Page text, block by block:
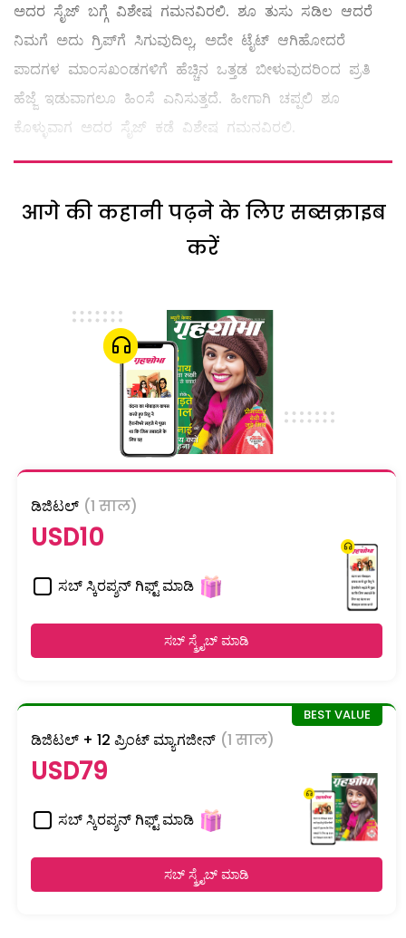
ಅದರ ಸೈಜ್‌ ಬಗ್ಗೆ ವಿಶೇಷ ಗಮನವಿರಲಿ. ಶೂ ತುಸು ಸಡಿಲ ಆದರೆ
ನಿಮಗೆ ಅದು ಗ್ರಿಪ್‌ಗೆ ಸಿಗುವುದಿಲ್ಲ, ಅದೇ ಟೈಟ್‌ ಆಗಿಹೋದರೆ
ಪಾದಗಳ ಮಾಂಸಖಂಡಗಳಿಗೆ ಹೆಚ್ಚಿನ ಒತ್ತಡ ಬೀಳುವುದರಿಂದ ಪ್ರತಿ
ಹೆಜ್ಜೆ ಇಡುವಾಗಲೂ ಹಿಂಸೆ ಎನಿಸುತ್ತದೆ. ಹೀಗಾಗಿ ಚಪ್ಪಲಿ ಶೂ
ಕೊಳ್ಳುವಾಗ ಅದರ ಸೈಜ್‌ ಕಡೆ ವಿಶೇಷ ಗಮನವಿರಲಿ.
आगे की कहानी पढ़ने के लिए सब्सक्राइब
करें
ಡಿಜಿಟಲ್ (1 साल)
USD10
ಸಬ್ ಸ್ಕಿರಪ್ಶನ್ ಗಿಫ್ಟ್ ಮಾಡಿ
ಸಬ್ ಸ್ಕ್ರೈಬ್ ಮಾಡಿ
ಡಿಜಿಟಲ್ + 12 ಪ್ರಿಂಟ್ ಮ್ಯಾಗಜೀನ್ (1 साल)
USD79
ಸಬ್ ಸ್ಕಿರಪ್ಶನ್ ಗಿಫ್ಟ್ ಮಾಡಿ
ಸಬ್ ಸ್ಕ್ರೈಬ್ ಮಾಡಿ